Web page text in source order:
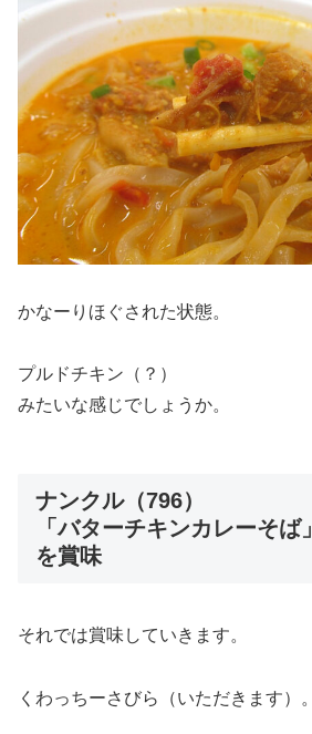
かなーりほぐされた状態。
プルドチキン（？）
みたいな感じでしょうか。
ナンクル（796）
「バターチキンカレーそば」
を賞味
それでは賞味していきます。
くわっちーさびら（いただきます）。